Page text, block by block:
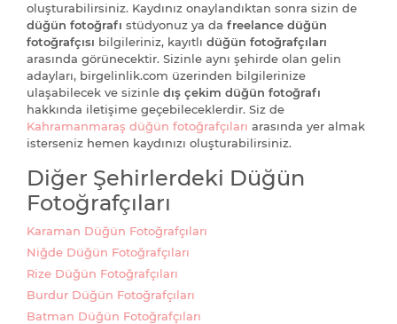
oluşturabilirsiniz. Kaydınız onaylandıktan sonra sizin de
düğün fotoğrafı stüdyonuz ya da freelance düğün
fotoğrafçısı bilgileriniz, kayıtlı düğün fotoğrafçıları
arasında görünecektir. Sizinle aynı şehirde olan gelin
adayları, birgelinlik.com üzerinden bilgilerinize
ulaşabilecek ve sizinle dış çekim düğün fotoğrafı
hakkında iletişime geçebileceklerdir. Siz de
Kahramanmaraş düğün fotoğrafçıları arasında yer almak
isterseniz hemen kaydınızı oluşturabilirsiniz.
Diğer Şehirlerdeki Düğün
Fotoğrafçıları
Karaman Düğün Fotoğrafçıları
Niğde Düğün Fotoğrafçıları
Rize Düğün Fotoğrafçıları
Burdur Düğün Fotoğrafçıları
Batman Düğün Fotoğrafçıları